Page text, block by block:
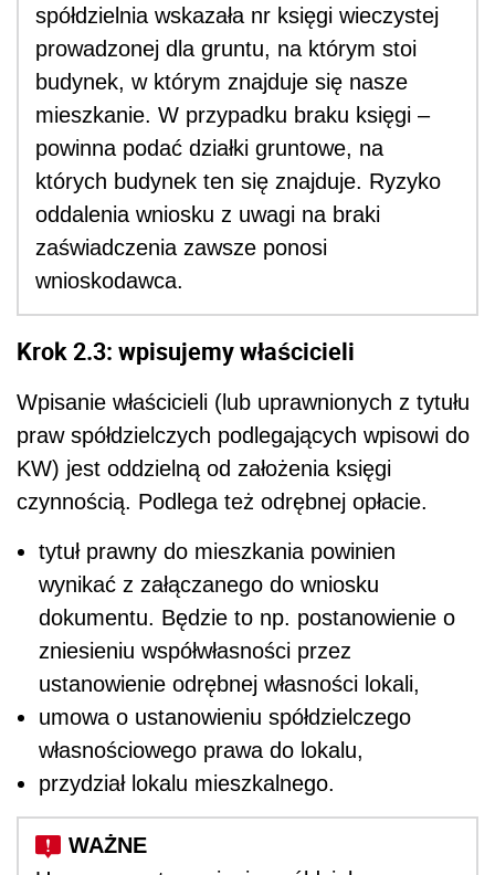
spółdzielnia wskazała nr księgi wieczystej
prowadzonej dla gruntu, na którym stoi
budynek, w którym znajduje się nasze
mieszkanie. W przypadku braku księgi –
powinna podać działki gruntowe, na
których budynek ten się znajduje. Ryzyko
oddalenia wniosku z uwagi na braki
zaświadczenia zawsze ponosi
wnioskodawca.
Krok 2.3: wpisujemy właścicieli
Wpisanie właścicieli (lub uprawnionych z tytułu
praw spółdzielczych podlegających wpisowi do
KW) jest oddzielną od założenia księgi
czynnością. Podlega też odrębnej opłacie.
tytuł prawny do mieszkania powinien
wynikać z załączanego do wniosku
dokumentu. Będzie to np. postanowienie o
zniesieniu współwłasności przez
ustanowienie odrębnej własności lokali,
umowa o ustanowieniu spółdzielczego
własnościowego prawa do lokalu,
przydział lokalu mieszkalnego.